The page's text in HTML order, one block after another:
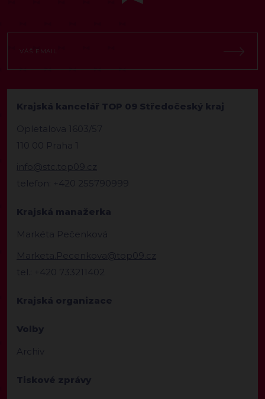
Krajská kancelář TOP 09 Středočeský kraj
Opletalova 1603/57
110 00 Praha 1
info@stc.top09.cz
telefon: +420 255790999
Krajská manažerka
Markéta Pečenková
Marketa.Pecenkova@top09.cz
tel.: +420 733211402
Krajská organizace
Volby
Archiv
Tiskové zprávy